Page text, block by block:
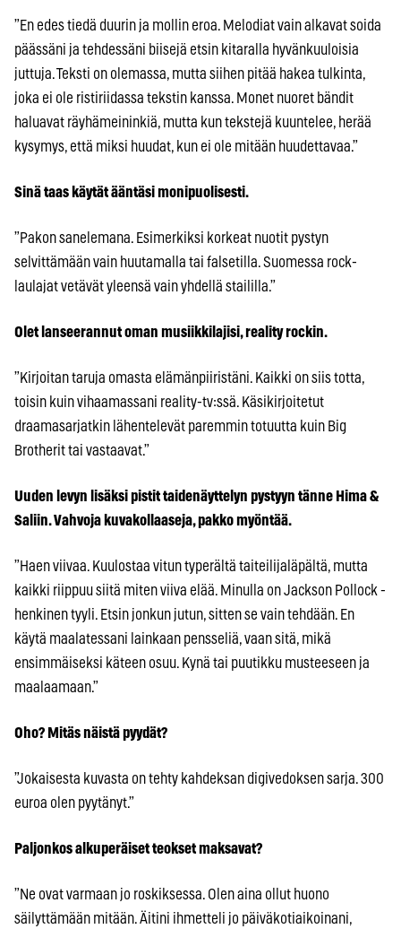
”En edes tiedä duurin ja mollin eroa. Melodiat vain alkavat soida
päässäni ja tehdessäni biisejä etsin kitaralla hyvänkuuloisia
juttuja. Teksti on olemassa, mutta siihen pitää hakea tulkinta,
joka ei ole ristiriidassa tekstin kanssa. Monet nuoret bändit
haluavat räyhämeininkiä, mutta kun tekstejä kuuntelee, herää
kysymys, että miksi huudat, kun ei ole mitään huudettavaa.”
Sinä taas käytät ääntäsi monipuolisesti.
”Pakon sanelemana. Esimerkiksi korkeat nuotit pystyn
selvittämään vain huutamalla tai falsetilla. Suomessa rock-
laulajat vetävät yleensä vain yhdellä staililla.”
Olet lanseerannut oman musiikkilajisi, reality rockin.
”Kirjoitan taruja omasta elämänpiiristäni. Kaikki on siis totta,
toisin kuin vihaamassani reality-tv:ssä. Käsikirjoitetut
draamasarjatkin lähentelevät paremmin totuutta kuin Big
Brotherit tai vastaavat.”
Uuden levyn lisäksi pistit taidenäyttelyn pystyyn tänne Hima &
Saliin. Vahvoja kuvakollaaseja, pakko myöntää.
”Haen viivaa. Kuulostaa vitun typerältä taiteilijaläpältä, mutta
kaikki riippuu siitä miten viiva elää. Minulla on Jackson Pollock -
henkinen tyyli. Etsin jonkun jutun, sitten se vain tehdään. En
käytä maalatessani lainkaan pensseliä, vaan sitä, mikä
ensimmäiseksi käteen osuu. Kynä tai puutikku musteeseen ja
maalaamaan.”
Oho? Mitäs näistä pyydät?
”Jokaisesta kuvasta on tehty kahdeksan digivedoksen sarja. 300
euroa olen pyytänyt.”
Paljonkos alkuperäiset teokset maksavat?
”Ne ovat varmaan jo roskiksessa. Olen aina ollut huono
säilyttämään mitään. Äitini ihmetteli jo päiväkotiaikoinani,